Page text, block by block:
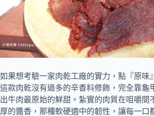
如果想考驗一家肉乾工廠的實力，點『原味
這款肉乾沒有過多的辛香料修飾，完全靠龜
出牛肉最原始的鮮甜。紮實的肉質在咀嚼間
厚的醬香，那種軟硬適中的韌性，讓每一口